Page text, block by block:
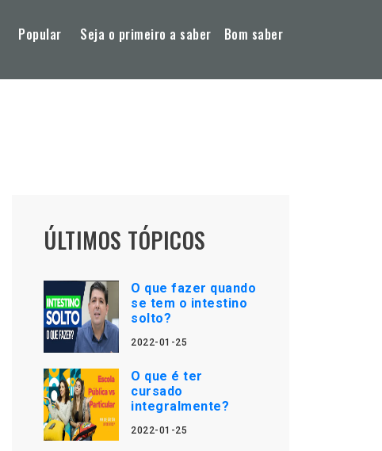
Popular Seja o primeiro a saber Bom saber
ÚLTIMOS TÓPICOS
O que fazer quando
se tem o intestino
solto?
2022-01-25
O que é ter
cursado
integralmente?
2022-01-25